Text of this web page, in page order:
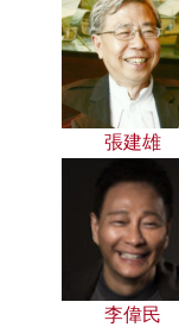
張建雄
李偉民